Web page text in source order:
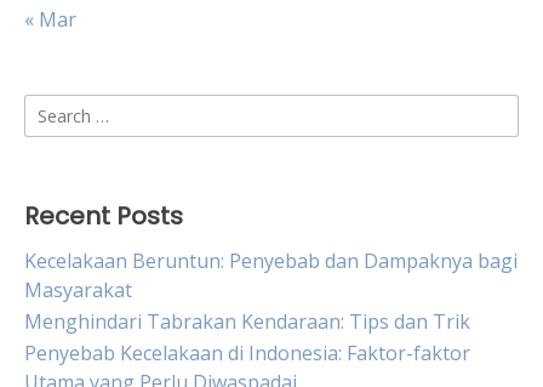
« Mar
Search
for:
Recent Posts
Kecelakaan Beruntun: Penyebab dan Dampaknya bagi
Masyarakat
Menghindari Tabrakan Kendaraan: Tips dan Trik
Penyebab Kecelakaan di Indonesia: Faktor-faktor